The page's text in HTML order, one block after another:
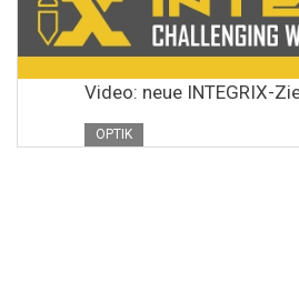
Video: neue INTEGRIX-
OPTIK